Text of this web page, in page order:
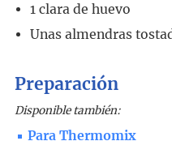
1 clara de huevo
Unas almendras
Preparación
Disponible también:
Para Thermomix